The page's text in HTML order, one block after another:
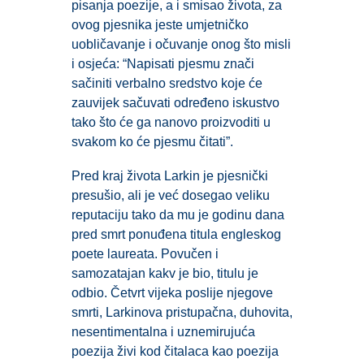
pisanja poezije, a i smisao života, za
ovog pjesnika jeste umjetničko
uobličavanje i očuvanje onog što misli
i osjeća: “Napisati pjesmu znači
sačiniti verbalno sredstvo koje će
zauvijek sačuvati određeno iskustvo
tako što će ga nanovo proizvoditi u
svakom ko će pjesmu čitati”.
Pred kraj života Larkin je pjesnički
presušio, ali je već dosegao veliku
reputaciju tako da mu je godinu dana
pred smrt ponuđena titula engleskog
poete laureata. Povučen i
samozatajan kakv je bio, titulu je
odbio. Četvrt vijeka poslije njegove
smrti, Larkinova pristupačna, duhovita,
nesentimentalna i uznemirujuća
poezija živi kod čitalaca kao poezija